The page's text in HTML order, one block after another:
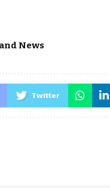
News
Twitter